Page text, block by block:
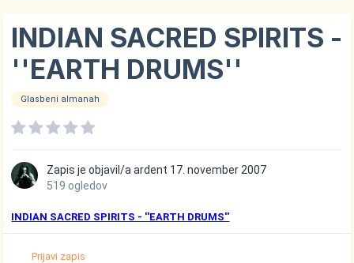
INDIAN SACRED SPIRITS -
''EARTH DRUMS''
Glasbeni almanah
Zapis je objavil/aardent 17. november 2007
519 ogledov
INDIAN SACRED SPIRITS - ''EARTH DRUMS''
Prijavi zapis